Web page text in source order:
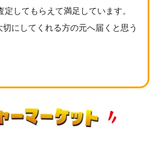
定してもらえて満足しています。
にしてくれる方の元へ届くと思う